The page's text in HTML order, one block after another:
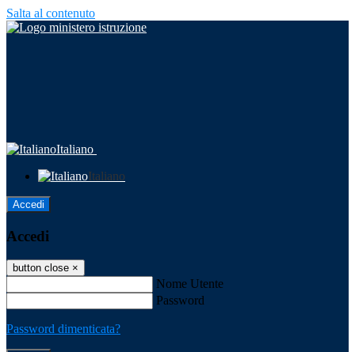
Salta al contenuto
Italiano
Italiano
Accedi
Accedi
button close ×
Nome Utente
Password
Password dimenticata?